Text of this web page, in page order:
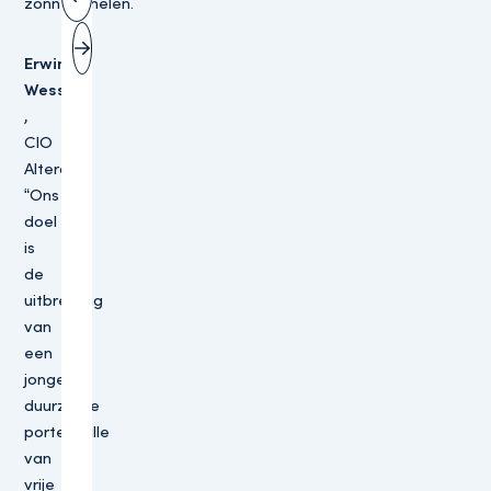
zonnepanelen.
Erwin
Wessels
,
CIO
Altera:
“Ons
doel
is
de
uitbreiding
van
een
jonge,
duurzame
portefeuille
van
vrije
Vorige slide
Volgende slide